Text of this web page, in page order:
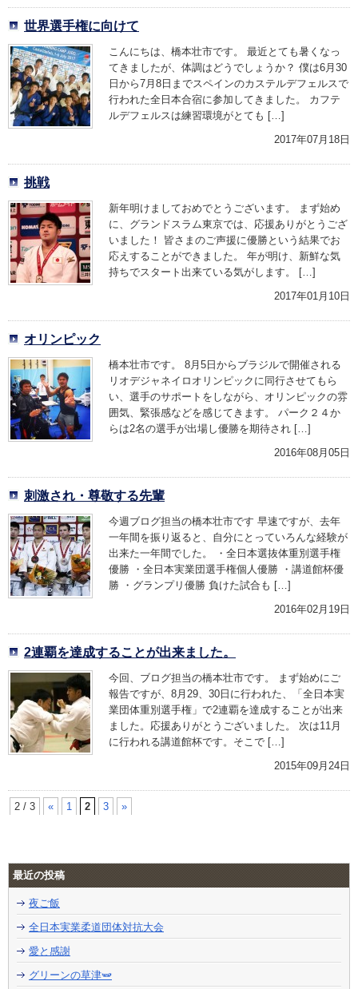
世界選手権に向けて
こんにちは、橋本壮市です。 最近とても暑くなっ
てきましたが、体調はどうでしょうか？ 僕は6月30
日から7月8日までスペインのカステルデフェルスで
行われた全日本合宿に参加してきました。 カフテ
ルデフェルスは練習環境がとても […]
2017年07月18日
挑戦
新年明けましておめでとうございます。 まず始め
に、グランドスラム東京では、応援ありがとうござ
いました！ 皆さまのご声援に優勝という結果でお
応えすることができました。 年が明け、新鮮な気
持ちでスタート出来ている気がします。 […]
2017年01月10日
オリンピック
橋本壮市です。 8月5日からブラジルで開催される
リオデジャネイロオリンピックに同行させてもら
い、選手のサポートをしながら、オリンピックの雰
囲気、緊張感などを感じてきます。 パーク２４か
らは2名の選手が出場し優勝を期待され […]
2016年08月05日
刺激され・尊敬する先輩
今週ブログ担当の橋本壮市です 早速ですが、去年
一年間を振り返ると、自分にとっていろんな経験が
出来た一年間でした。 ・全日本選抜体重別選手権
優勝 ・全日本実業団選手権個人優勝 ・講道館杯優
勝 ・グランプリ優勝 負けた試合も […]
2016年02月19日
2連覇を達成することが出来ました。
今回、ブログ担当の橋本壮市です。 まず始めにご
報告ですが、8月29、30日に行われた、「全日本実
業団体重別選手権」で2連覇を達成することが出来
ました。応援ありがとうございました。 次は11月
に行われる講道館杯です。そこで […]
2015年09月24日
2 / 3 « 1 2 3 »
最近の投稿
夜ご飯
全日本実業柔道団体対抗大会
愛と感謝
グリーンの草津🫛